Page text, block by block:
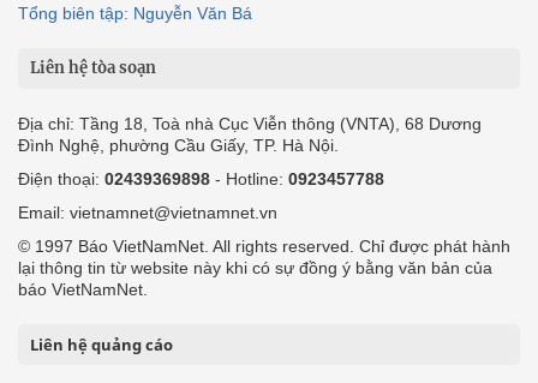
Tổng biên tập: Nguyễn Văn Bá
Liên hệ tòa soạn
Địa chỉ: Tầng 18, Toà nhà Cục Viễn thông (VNTA), 68 Dương
Đình Nghệ, phường Cầu Giấy, TP. Hà Nội.
Điện thoại: 02439369898 - Hotline: 0923457788
Email: vietnamnet@vietnamnet.vn
© 1997 Báo VietNamNet. All rights reserved. Chỉ được phát hành
lại thông tin từ website này khi có sự đồng ý bằng văn bản của
báo VietNamNet.
Liên hệ quảng cáo